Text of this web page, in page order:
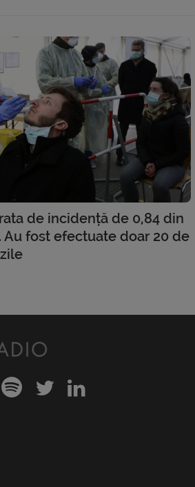
de incidență de 0,84 din
Au fost efectuate doar 20 de